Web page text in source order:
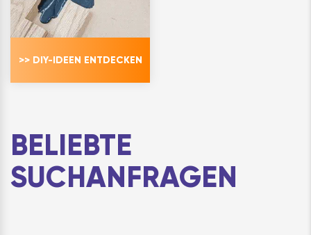
>> DIY-IDEEN ENTDECKEN
BELIEBTE
SUCHANFRAGEN